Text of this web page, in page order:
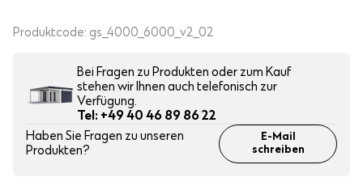
Produktcode: gs_4000_6000_v2_02
Bei Fragen zu Produkten oder zum Kauf
stehen wir Ihnen auch telefonisch zur
Verfügung.
Tel: +49 40 46 89 86 22
Haben Sie Fragen zu unseren
Produkten?
E-Mail
schreiben